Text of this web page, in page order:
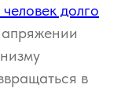
долго
в